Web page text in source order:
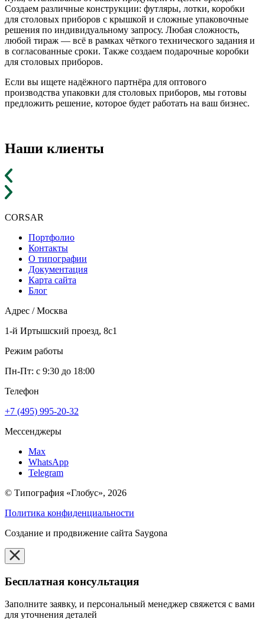
Создаем различные конструкции: футляры, лотки, коробки
для столовых приборов с крышкой и сложные упаковочные
решения по индивидуальному запросу. Любая сложность,
любой тираж — всё в рамках чёткого технического задания и
в согласованные сроки. Также создаем подарочные коробки
для столовых приборов.
Если вы ищете надёжного партнёра для оптового
производства упаковки для столовых приборов, мы готовы
предложить решение, которое будет работать на ваш бизнес.
Наши клиенты
CORSAR
Портфолио
Контакты
О типографии
Документация
Карта сайта
Блог
Адрес / Москва
1-й Иртышский проезд, 8с1
Режим работы
Пн-Пт: с 9:30 до 18:00
Телефон
+7 (495) 995-20-32
Мессенджеры
Max
WhatsApp
Telegram
© Типография «Глобус», 2026
Политика конфиденциальности
Создание и продвижение сайта Saygona
Бесплатная консультация
Заполните заявку, и персональный менеджер свяжется с вами
для уточнения деталей